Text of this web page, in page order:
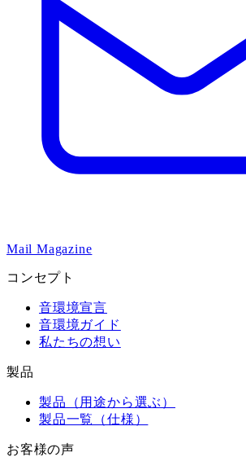
Mail Magazine
コンセプト
音環境宣言
音環境ガイド
私たちの想い
製品
製品（用途から選ぶ）
製品一覧（仕様）
お客様の声